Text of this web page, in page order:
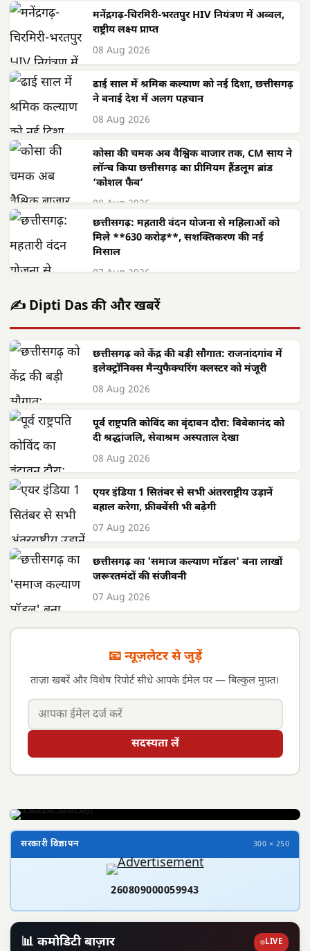
मनेंद्रगढ़-चिरमिरी-भरतपुर HIV नियंत्रण में अव्वल,
राष्ट्रीय लक्ष्य प्राप्त
08 Aug 2026
ढाई साल में श्रमिक कल्याण को नई दिशा, छत्तीसगढ़
ने बनाई देश में अलग पहचान
08 Aug 2026
कोसा की चमक अब वैश्विक बाजार तक, CM साय ने
लॉन्च किया छत्तीसगढ़ का प्रीमियम हैंडलूम ब्रांड
‘कोशल फैब’
08 Aug 2026
छत्तीसगढ़: महतारी वंदन योजना से महिलाओं को
मिले **630 करोड़**, सशक्तिकरण की नई
मिसाल
07 Aug 2026
✍️ Dipti Das की और खबरें
छत्तीसगढ़ को केंद्र की बड़ी सौगात: राजनांदगांव में
इलेक्ट्रॉनिक्स मैन्युफैक्चरिंग क्लस्टर को मंजूरी
08 Aug 2026
पूर्व राष्ट्रपति कोविंद का वृंदावन दौरा: विवेकानंद को
दी श्रद्धांजलि, सेवाश्रम अस्पताल देखा
08 Aug 2026
एयर इंडिया 1 सितंबर से सभी अंतरराष्ट्रीय उड़ानें
बहाल करेगा, फ्रीक्वेंसी भी बढ़ेगी
07 Aug 2026
छत्तीसगढ़ का 'समाज कल्याण मॉडल' बना लाखों
जरूरतमंदों की संजीवनी
07 Aug 2026
📧 न्यूज़लेटर से जुड़ें
ताज़ा खबरें और विशेष रिपोर्ट सीधे आपके ईमेल पर — बिल्कुल मुफ़्त।
सदस्यता लें
सरकारी विज्ञापन 300 × 250
260809000059943
📊 कमोडिटी बाज़ार LIVE